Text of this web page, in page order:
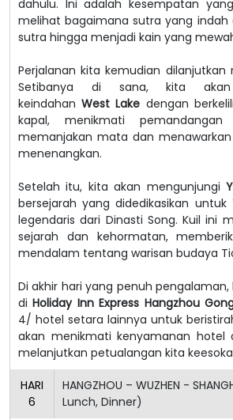
dahulu. Ini adalah kesempatan
melihat bagaimana sutra yang indah
sutra hingga menjadi kain yang
Perjalanan kita kemudian dilanjutkan
Setibanya di sana, kita akan
keindahanWest Lake dengan
kapal, menikmati
memanjakan mata dan
menenangkan.
Setelah itu, kita akan mengunjungi
bersejarah yang didedikasikan untuk
legendaris dari Dinasti Song. Kuil ini
sejarah dan kehormatan,
mendalam tentang warisan budaya
Di akhir hari yang penuh
diHoliday Inn Express Hangzhou
4/ hotel setara lainnya untuk
akan menikmati kenyamanan hotel
melanjutkan petualangan kita
HARI
6
HANGZHOU – WUZHEN -
Lunch, Dinner)